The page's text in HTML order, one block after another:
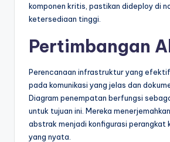
komponen kritis, pastikan dideploy di
ketersediaan tinggi.
Pertimbangan
Perencanaan infrastruktur yang
pada komunikasi yang jelas dan
Diagram penempatan berfungsi
untuk tujuan ini. Mereka
abstrak menjadi konfigurasi perangkat
yang nyata.